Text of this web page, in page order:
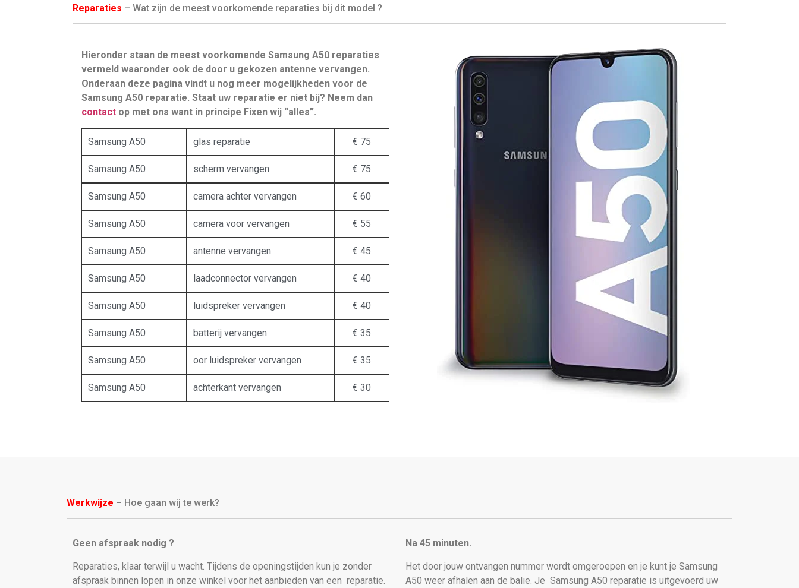
Reparaties – Wat zijn de meest voorkomende reparaties bij dit model ?
Hieronder staan de meest voorkomende Samsung A50 reparaties
vermeld waaronder ook de door u gekozen antenne vervangen.
Onderaan deze pagina vindt u nog meer mogelijkheden voor de
Samsung A50 reparatie. Staat uw reparatie er niet bij? Neem dan
contact op met ons want in principe Fixen wij “alles”.
Samsung A50 glas reparatie € 75
Samsung A50 scherm vervangen € 75
Samsung A50 camera achter vervangen € 60
Samsung A50 camera voor vervangen € 55
Samsung A50 antenne vervangen € 45
Samsung A50 laadconnector vervangen € 40
Samsung A50 luidspreker vervangen € 40
Samsung A50 batterij vervangen € 35
Samsung A50 oor luidspreker vervangen € 35
Samsung A50 achterkant vervangen € 30
Werkwijze – Hoe gaan wij te werk?
Geen afspraak nodig ?
Reparaties, klaar terwijl u wacht. Tijdens de openingstijden kun je zonder
afspraak binnen lopen in onze winkel voor het aanbieden van een reparatie.
Na 45 minuten.
Het door jouw ontvangen nummer wordt omgeroepen en je kunt je Samsung
A50 weer afhalen aan de balie. Je Samsung A50 reparatie is uitgevoerd uw